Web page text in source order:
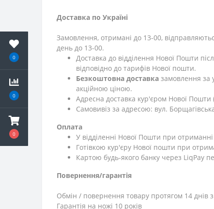
0
0
0
Доставка по Україні
Замовлення, отримані до 13-00,
день до 13-00.
Доставка до відділення Нової Пошти
відповідно до тарифів Нової пошти.
Безкоштовна доставка замовлення за
акційною ціною.
Адресна доставка кур'єром Нової Пошти
Самовивіз за адресою: вул.
Оплата
У відділенні Нової Пошти при
Готівкою кур'єру Нової пошти при
Картою будь-якого банку через LiqPay
Повернення/гарантія
Обмін / повернення товару протягом 14 днів з
Гарантія на ножі 10 років